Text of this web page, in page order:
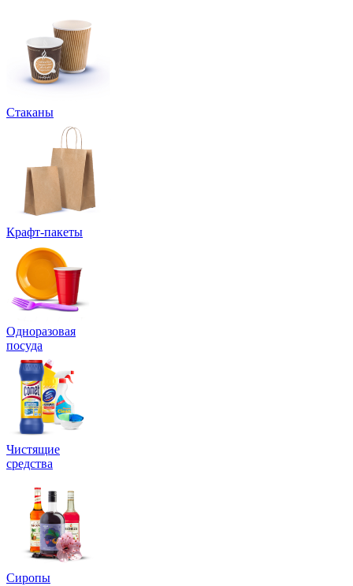
Стаканы
Крафт-пакеты
Одноразовая
посуда
Чистящие
средства
Сиропы